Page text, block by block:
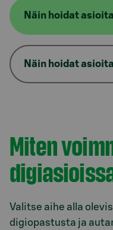
Näin hoidat
Näin hoidat
Miten
Valitse aihe alla
digiopastusta ja